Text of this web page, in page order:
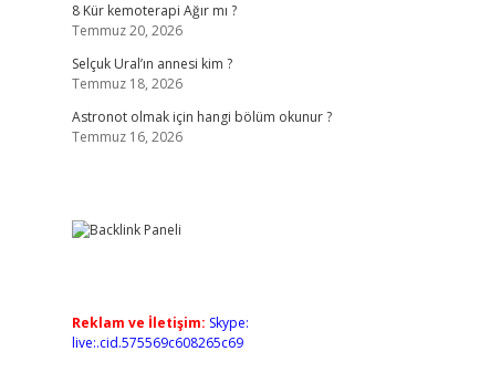
8 Kür kemoterapi Ağır mı ?
Temmuz 20, 2026
Selçuk Ural’ın annesi kim ?
Temmuz 18, 2026
Astronot olmak için hangi bölüm okunur ?
Temmuz 16, 2026
Reklam ve İletişim: Skype:
live:.cid.575569c608265c69